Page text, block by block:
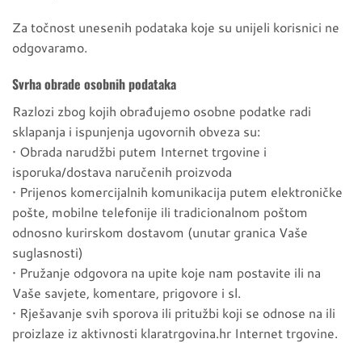
Za točnost unesenih podataka koje su unijeli korisnici ne
odgovaramo.
Svrha obrade osobnih podataka
Razlozi zbog kojih obrađujemo osobne podatke radi
sklapanja i ispunjenja ugovornih obveza su:
• Obrada narudžbi putem Internet trgovine i
isporuka/dostava naručenih proizvoda
• Prijenos komercijalnih komunikacija putem elektroničke
pošte, mobilne telefonije ili tradicionalnom poštom
odnosno kurirskom dostavom (unutar granica Vaše
suglasnosti)
• Pružanje odgovora na upite koje nam postavite ili na
Vaše savjete, komentare, prigovore i sl.
• Rješavanje svih sporova ili pritužbi koji se odnose na ili
proizlaze iz aktivnosti klaratrgovina.hr Internet trgovine.